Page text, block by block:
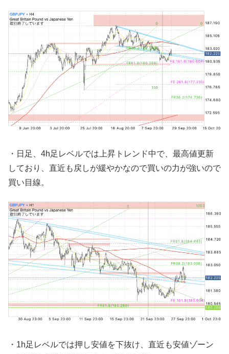
・日足、4h足レベルでは上昇トレンド中で、最高値更新
しており、直近も戻しが緩やかなので買いの力が強いので
買い目線。
・1h足レベルでは押し安値を下抜け、直近も安値ゾーン